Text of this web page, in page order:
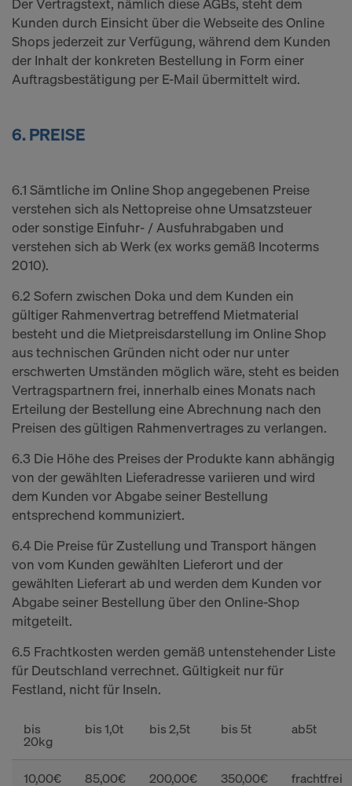
Der Vertragstext, nämlich diese AGBs, steht dem
Kunden durch Einsicht über die Webseite des Online
Shops jederzeit zur Verfügung, während dem Kunden
der Inhalt der konkreten Bestellung in Form einer
Auftragsbestätigung per E-Mail übermittelt wird.
6. PREISE
6.1 Sämtliche im Online Shop angegebenen Preise
verstehen sich als Nettopreise ohne Umsatzsteuer
oder sonstige Einfuhr- / Ausfuhrabgaben und
verstehen sich ab Werk (ex works gemäß Incoterms
2010).
6.2 Sofern zwischen Doka und dem Kunden ein
gültiger Rahmenvertrag betreffend Mietmaterial
besteht und die Mietpreisdarstellung im Online Shop
aus technischen Gründen nicht oder nur unter
erschwerten Umständen möglich wäre, steht es beiden
Vertragspartnern frei, innerhalb eines Monats nach
Erteilung der Bestellung eine Abrechnung nach den
Preisen des gültigen Rahmenvertrages zu verlangen.
6.3 Die Höhe des Preises der Produkte kann abhängig
von der gewählten Lieferadresse variieren und wird
dem Kunden vor Abgabe seiner Bestellung
entsprechend kommuniziert.
6.4 Die Preise für Zustellung und Transport hängen
von vom Kunden gewählten Lieferort und der
gewählten Lieferart ab und werden dem Kunden vor
Abgabe seiner Bestellung über den Online-Shop
mitgeteilt.
6.5 Frachtkosten werden gemäß untenstehender Liste
für Deutschland verrechnet. Gültigkeit nur für
Festland, nicht für Inseln.
bis
20kg
bis 1,0t bis 2,5t bis 5t ab5t
10,00€ 85,00€ 200,00€ 350,00€ frachtfrei